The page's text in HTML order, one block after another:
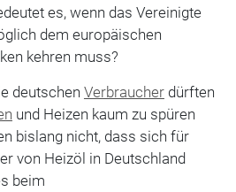
es, wenn das Vereinigte
dem europäischen
kehren muss?
deutschen Verbraucherdürften
und Heizen kaum zu spüren
bislang nicht, dass sich für
von Heizöl in Deutschland
beim